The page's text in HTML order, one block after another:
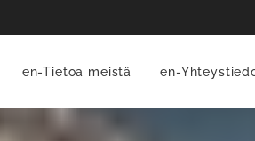
en-Tietoa meistä en-